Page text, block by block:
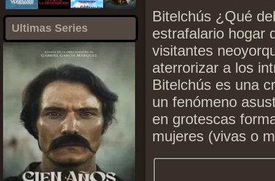
Ultimas Series
Bitelchús ¿Qué
estrafalario hogar
visitantes
aterrorizar a los
Bitelchús es una
un fenómeno
en grotescas
mujeres (vivas o